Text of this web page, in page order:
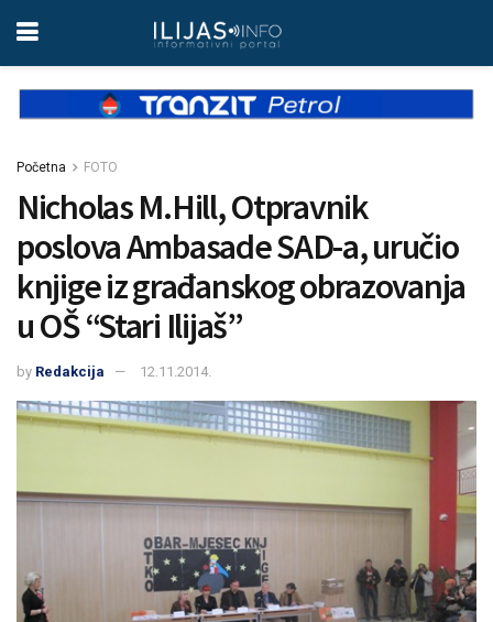
Početna FOTO
Nicholas M.Hill, Otpravnik
poslova Ambasade SAD-a, uručio
knjige iz građanskog obrazovanja
u OŠ “Stari Ilijaš”
by Redakcija 12.11.2014.